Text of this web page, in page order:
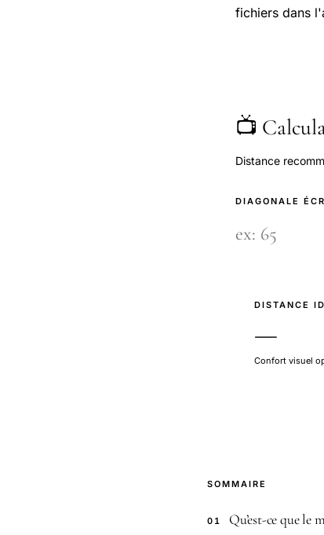
fichiers dans
📺
Distance
DIAGONALE
DISTANCE
—
Confort visuel
SOMMAIRE
01 Qu’est-ce que le